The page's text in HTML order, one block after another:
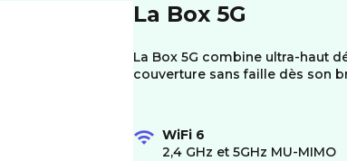
La Box 5G
La Box 5G combine ultra-haut
couverture sans faille dès son
WiFi 6
2,4 GHz et 5GHz MU-MIMO